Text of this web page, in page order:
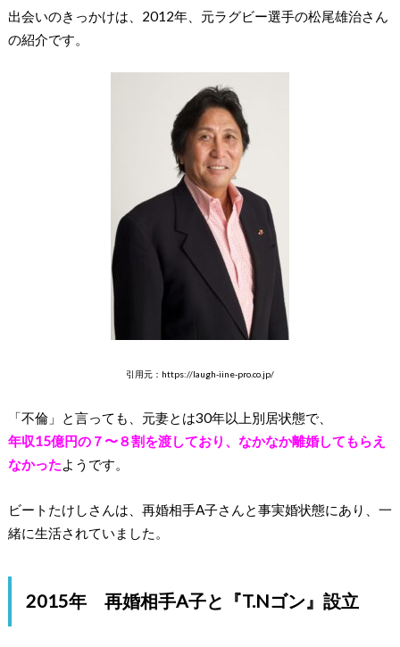
出会いのきっかけは、2012年、元ラグビー選手の松尾雄治さん
の紹介です。
引用元：https://laugh-iine-pro.co.jp/
「不倫」と言っても、元妻とは30年以上別居状態で、
年収15億円の７〜８割を渡しており、なかなか離婚してもらえ
なかったようです。
ビートたけしさんは、再婚相手A子さんと事実婚状態にあり、一
緒に生活されていました。
2015年 再婚相手A子と『T.Nゴン』設立